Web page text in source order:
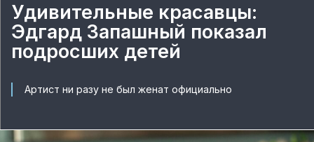
Удивительные красавцы:
Эдгард Запашный показал
подросших детей
Артист ни разу не был женат официально